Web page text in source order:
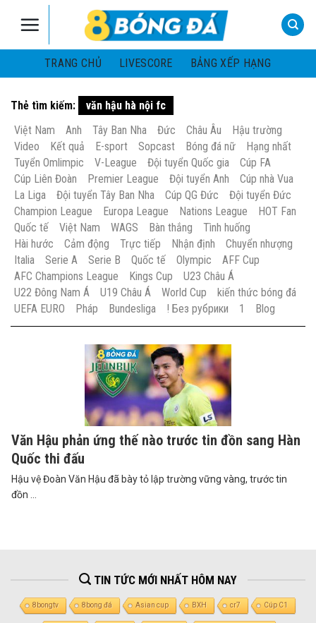
TRANG CHỦ
LIVESCORE BẢNG XẾP HẠNG
Thẻ tìm kiếm:
văn hậu hà nội fc
Việt Nam
Anh Tây Ban Nha Đức Châu Âu
Hậu trường
Video
Kết quả E-sport Sopcast Bóng đá nữ
Hạng nhất
Tuyển Omlimpic
V-League Đội tuyển Quốc gia
Cúp FA
Cúp Liên Đoàn
Premier League Đội tuyển Anh
Cúp nhà Vua
La Liga
Đội tuyển Tây Ban Nha Cúp QG Đức
Đội tuyển Đức
Champion League
Europa League Nations League
HOT Fan
Quốc tế
Việt Nam WAGS Bàn thắng
Tình huống
Hài hước
Cảm động Trực tiếp Nhận định
Chuyển nhượng
Italia
Serie A Serie B Quốc tế Olympic
AFF Cup
AFC Champions League
Kings Cup
U23 Châu Á
U22 Đông Nam Á
U19 Châu Á World Cup
kiến thức bóng đá
UEFA EURO
Pháp Bundesliga ! Без рубрики 1 Blog
Văn Hậu phản ứng thế nào trước tin đồn sang Hàn
Quốc thi đấu
Hậu vệ Đoàn Văn Hậu đã bày tỏ lập trường vững vàng, trước tin
đồn ...
TIN TỨC MỚI NHẤT HÔM NAY
8bongtv 8bong đá Asian cup BXH cr7 Cúp C1